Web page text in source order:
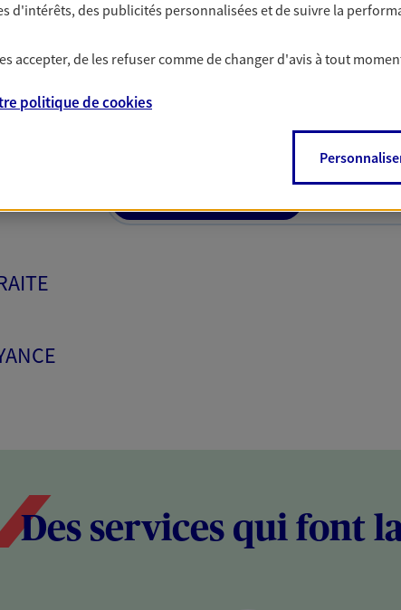
nos solutions AXA
Des services qui font
d'intérêts, des publicités personnalisées et de suivre la
accepter, de les refuser comme de changer d'avis à tout
politique decookies